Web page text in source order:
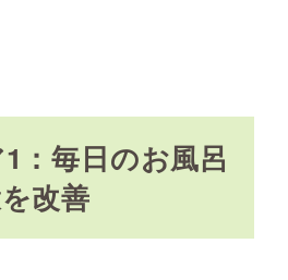
：毎日のお風呂
改善